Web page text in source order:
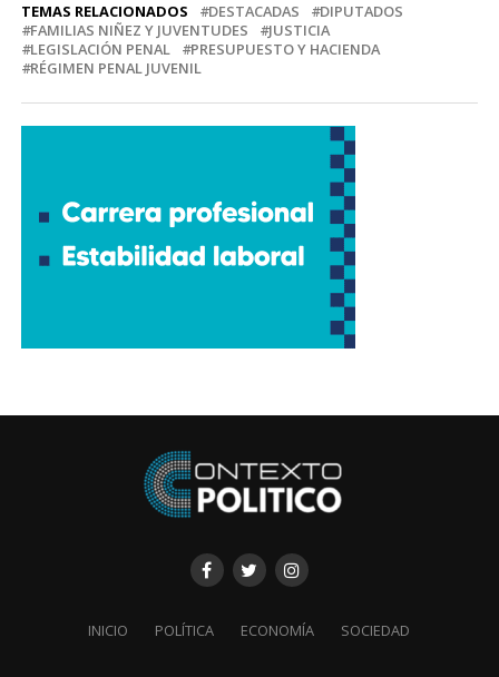
TEMAS RELACIONADOS DESTACADAS
DIPUTADOS
FAMILIAS NIÑEZ Y JUVENTUDES
JUSTICIA
LEGISLACIÓN PENAL
PRESUPUESTO Y HACIENDA
RÉGIMEN PENAL JUVENIL
INICIO POLÍTICA ECONOMÍA SOCIEDAD